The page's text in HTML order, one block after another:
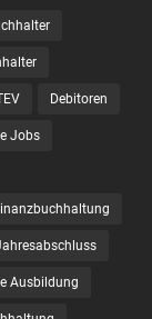
Debitoren
Jobs
Ausbildung